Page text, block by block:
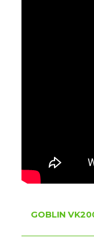
GOBLIN